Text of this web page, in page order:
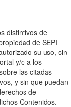
distintivos de
de SEPI
su uso, sin
y/o a los
las citadas
y sin que puedan
de
Contenidos.